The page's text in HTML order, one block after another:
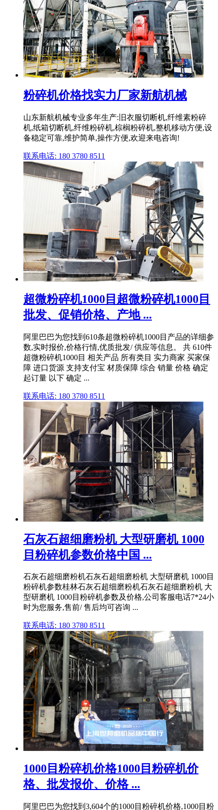
粉碎机价格找实力厂家新航机械
山东新航机械专业多年生产:旧衣服切断机,纤维素粉碎
机,纸箱切断机,纤维粉碎机,棕榈粉碎机,整机移动方便,设
备稳定可靠,维护简单,操作方便,欢迎来电咨询!
联系电话: 180 3780 8511
超微粉碎机1000目超微粉碎机1000目
批发、促销价格、产地 ...
阿里巴巴为您找到610条超微粉碎机1000目产品的详细参
数,实时报价,价格行情,优质批发/ 供应等信息。 共 610件
超微粉碎机1000目 相关产品 所有类目 实力商家 买家保
障 进口货源 支持支付宝 材质保障 综合 销量 价格 确定
起订量 以下 确定 ...
联系电话: 180 3780 8511
石灰石超细磨粉机 大型研磨机 1000
目粉碎机参数价格中国 ...
石灰石超细磨粉机石灰石超细磨粉机 大型研磨机 1000目
粉碎机参数桂林石灰石超细磨粉机石灰石超细磨粉机 大
型研磨机 1000目粉碎机参数及价格,公司客服电话7*24小
时为您服务,售前/ 售后均可咨询 ...
联系电话: 180 3780 8511
1000目粉碎机价格1000目粉碎机价
格、批发报价、价格 ...
阿里巴巴为您找到3,604个的1000目粉碎机价格,1000目粉